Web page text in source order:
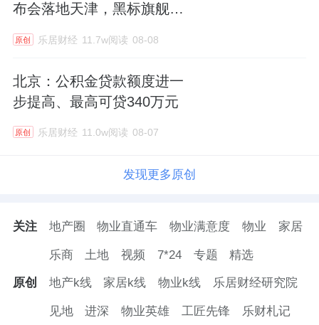
布会落地天津，黑标旗舰店
原创 乐居财经 11.7w阅读 08-08
北京：公积金贷款额度进一
步提高、最高可贷340万元
原创 乐居财经 11.0w阅读 08-07
发现更多原创
关注 地产圈 物业直通车 物业满意度 物业 家居
乐商 土地 视频 7*24 专题 精选
原创 地产k线 家居k线 物业k线 乐居财经研究院
见地 进深 物业英雄 工匠先锋 乐财札记